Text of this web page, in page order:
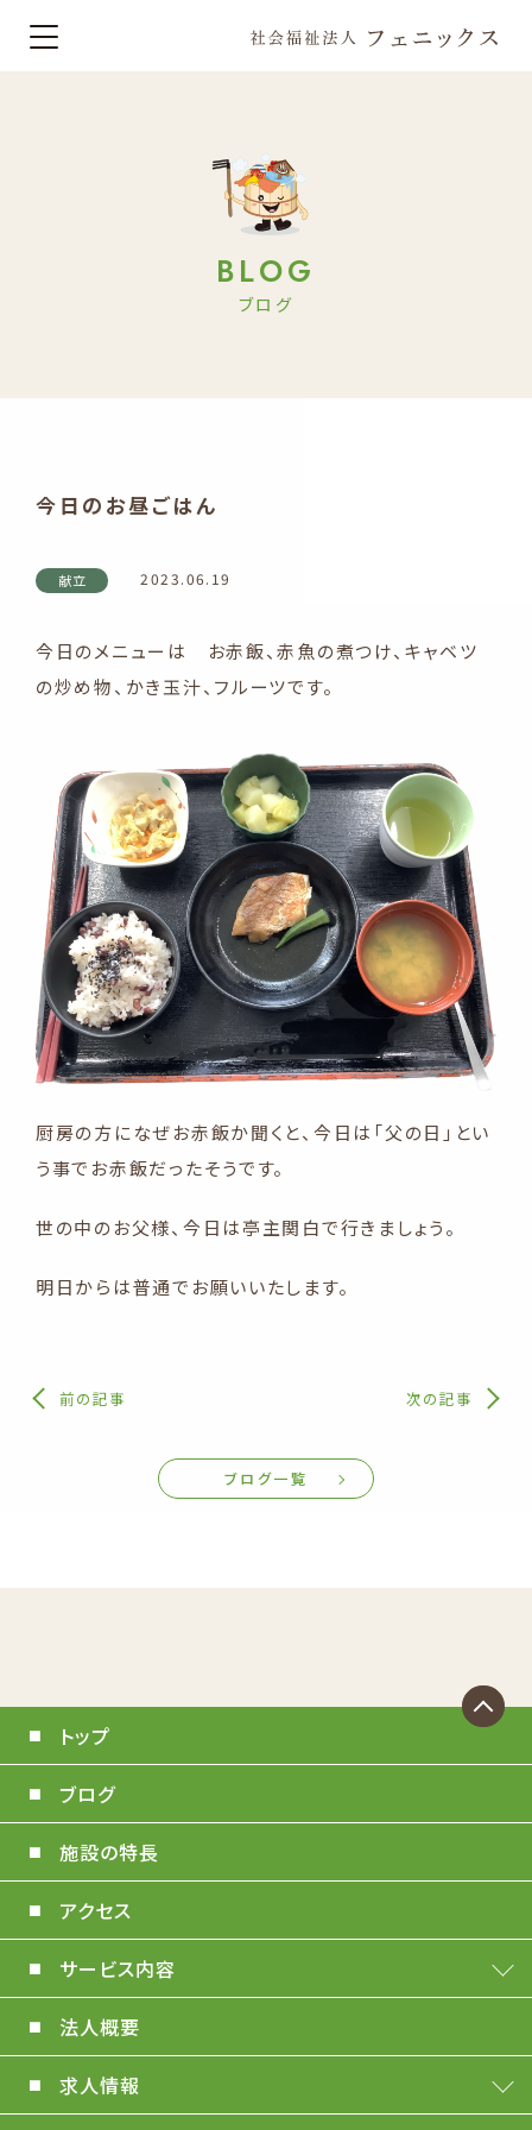
BLOG
ブログ
今日のお昼ごはん
献立 2023.06.19
今日のメニューは お赤飯、赤魚の煮つけ、キャベツ
の炒め物、かき玉汁、フルーツです。
厨房の方になぜお赤飯か聞くと、今日は「父の日」とい
う事でお赤飯だったそうです。
世の中のお父様、今日は亭主関白で行きましょう。
明日からは普通でお願いいたします。
前の記事 次の記事
ブログ一覧
トップ
ブログ
施設の特長
アクセス
サービス内容
法人概要
求人情報